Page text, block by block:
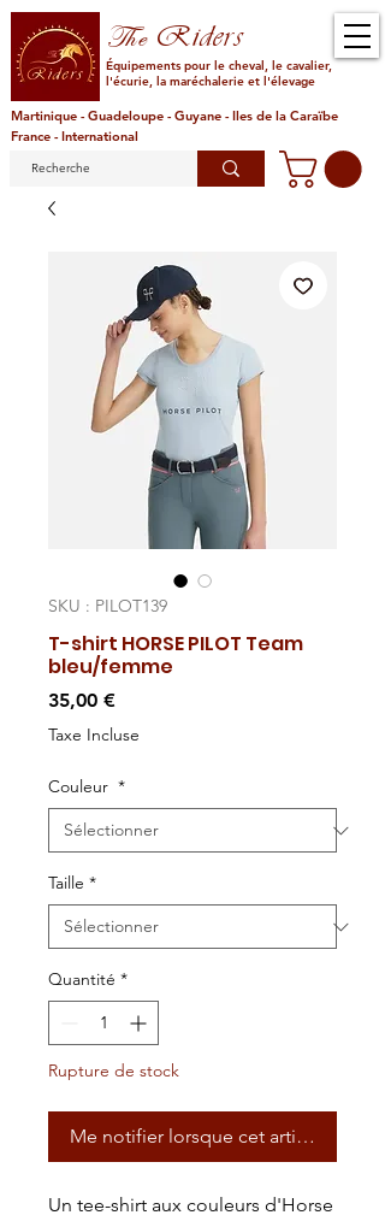
TheRiders
Équipements pour le cheval, le cavalier,
l'écurie, la maréchalerie et l'élevage
Martinique - Guadeloupe - Guyane - Iles de la Caraïbe
France - International
SKU : PILOT139
T-shirt HORSE PILOT Team
bleu/femme
35,00 €Prix
Taxe Incluse
Couleur *
Taille *
Quantité *
Rupture de stock
Me notifier lorsque cet article est
Un tee-shirt aux couleurs d'Horse